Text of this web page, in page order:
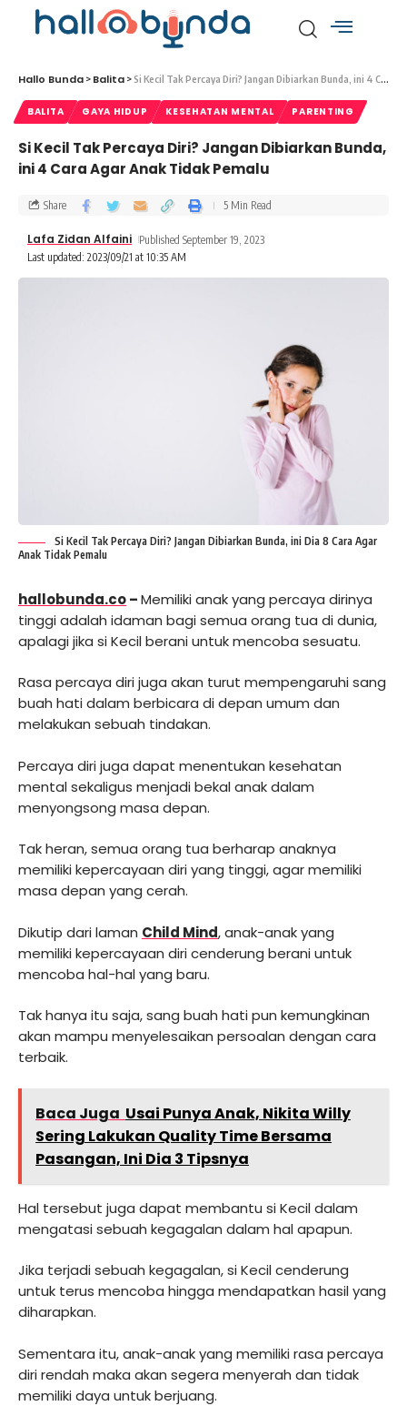
Hallo Bunda > Balita >Si Kecil Tak Percaya Diri? Jangan Dibiarkan Bunda, ini 4 Cara Agar Anak Tidak Pemalu
BALITA GAYA HIDUP KESEHATAN MENTAL PARENTING
Si Kecil Tak Percaya Diri? Jangan Dibiarkan Bunda,
ini 4 Cara Agar Anak Tidak Pemalu
Last updated: 2023/09/21 at 10:35 AM
Lafa Zidan Alfaini Published September 19, 2023
Share 5 Min Read
Si Kecil Tak Percaya Diri? Jangan Dibiarkan Bunda, ini Dia 8 Cara Agar
Anak Tidak Pemalu
hallobunda.co–Memiliki anak yang percaya dirinya
tinggi adalah idaman bagi semua orang tua di dunia,
apalagi jika si Kecil berani untuk mencoba sesuatu.
Rasa percaya diri juga akan turut mempengaruhi sang
buah hati dalam berbicara di depan umum dan
melakukan sebuah tindakan.
Percaya diri juga dapat menentukan kesehatan
mental sekaligus menjadi bekal anak dalam
menyongsong masa depan.
Tak heran, semua orang tua berharap anaknya
memiliki kepercayaan diri yang tinggi, agar memiliki
masa depan yang cerah.
Dikutip dari laman Child Mind, anak-anak yang
memiliki kepercayaan diri cenderung berani untuk
mencoba hal-hal yang baru.
Tak hanya itu saja, sang buah hati pun kemungkinan
akan mampu menyelesaikan persoalan dengan cara
terbaik.
Baca Juga Usai Punya Anak, Nikita Willy
Sering Lakukan Quality Time Bersama
Pasangan, Ini Dia 3 Tipsnya
Hal tersebut juga dapat membantu si Kecil dalam
mengatasi sebuah kegagalan dalam hal apapun.
Jika terjadi sebuah kegagalan, si Kecil cenderung
untuk terus mencoba hingga mendapatkan hasil yang
diharapkan.
Sementara itu, anak-anak yang memiliki rasa percaya
diri rendah maka akan segera menyerah dan tidak
memiliki daya untuk berjuang.